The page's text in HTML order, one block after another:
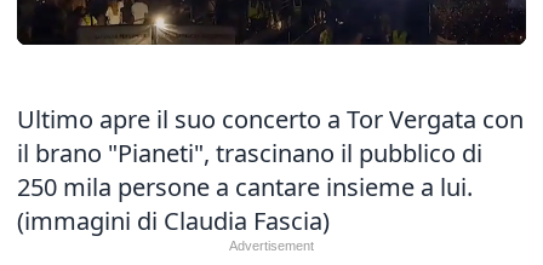
Ultimo apre il suo concerto a Tor Vergata con
il brano "Pianeti", trascinano il pubblico di
250 mila persone a cantare insieme a lui.
(immagini di Claudia Fascia)